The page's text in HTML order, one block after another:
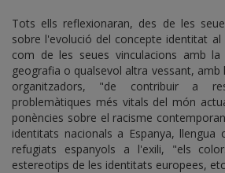
Tots ells reflexionaran, des de les
sobre l'evolució del concepte identitat
com de les seues vinculacions amb
geografia o qualsevol altra vessant, amb
organitzadors, "de contribuir a
problemàtiques més vitals del món
ponències sobre el racisme
identitats nacionals a Espanya, llengua
refugiats espanyols a l'exili, "els
estereotips de les identitats europees,